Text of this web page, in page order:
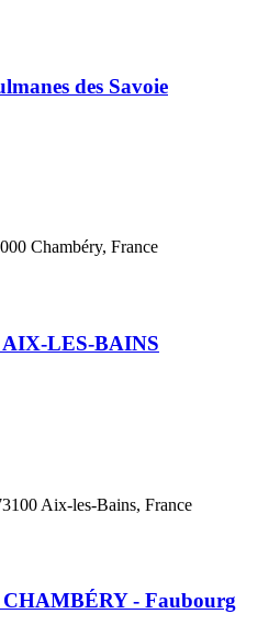
des Savoie
Chambéry, France
AIX-LES-BAINS
Aix-les-Bains, France
CHAMBÉRY - Faubourg